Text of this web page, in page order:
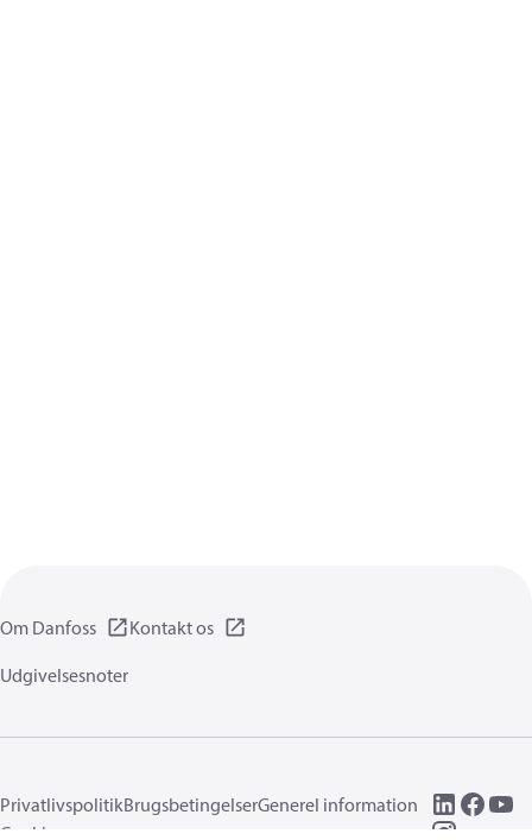
Om Danfoss
Kontakt os
Udgivelsesnoter
PrivatlivspolitikBrugsbetingelserGenerel information
Cookies